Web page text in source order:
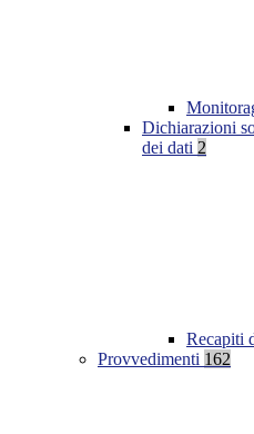
Dichiarazioni
dei dati 2
Recapiti
Provvedimenti 162